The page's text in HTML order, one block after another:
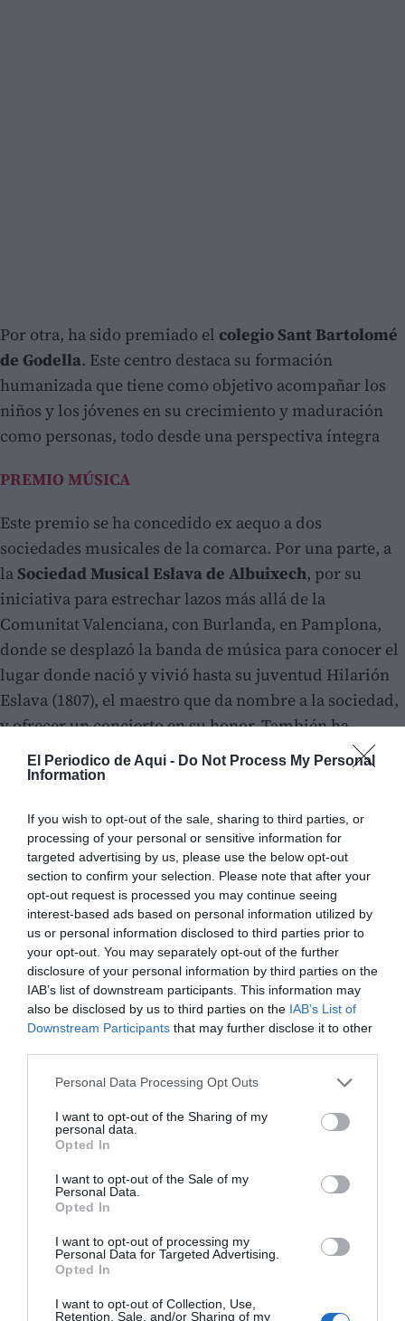
El Periodico de Aqui - Do Not Process My Personal
Information
If you wish to opt-out of the sale, sharing to third parties, or
processing of your personal or sensitive information for
targeted advertising by us, please use the below opt-out
section to confirm your selection. Please note that after your
opt-out request is processed you may continue seeing
interest-based ads based on personal information utilized by
us or personal information disclosed to third parties prior to
your opt-out. You may separately opt-out of the further
disclosure of your personal information by third parties on the
IAB’s list of downstream participants. This information may
also be disclosed by us to third parties on the IAB’s List of
Downstream Participants that may further disclose it to other
Personal Data Processing Opt Outs
I want to opt-out of the Sharing of my
personal data.
Opted In
I want to opt-out of the Sale of my
Personal Data.
Opted In
I want to opt-out of processing my
Personal Data for Targeted Advertising.
Opted In
I want to opt-out of Collection, Use,
Retention, Sale, and/or Sharing of my
Por otra, ha sido premiado el colegio Sant Bartolomé
de Godella. Este centro destaca su formación
humanizada que tiene como objetivo acompañar los
niños y los jóvenes en su crecimiento y maduración
como personas, todo desde una perspectiva íntegra
PREMIO MÚSICA
Este premio se ha concedido ex aequo a dos
sociedades musicales de la comarca. Por una parte, a
la Sociedad Musical Eslava de Albuixech, por su
iniciativa para estrechar lazos más allá de la
Comunitat Valenciana, con Burlanda, en Pamplona,
donde se desplazó la banda de música para conocer el
lugar donde nació y vivió hasta su juventud Hilarión
Eslava (1807), el maestro que da nombre a la sociedad,
y ofrecer un concierto en su honor. También ha
estrechado lazos internacionales con Corea del Sur,
donde han llevado una muestra de Albuixech.
Musical de esta localidad de l'Horta Nord.
Por otro, aLa Primitiva de Rafelbunyol, que se
proclamó ganadora en el 135 certamen internacional
de bandas de música Ciutat de València 2023, en la
sección primera.
PREMIO MEDIO AMBIENTE
Ayuntamiento de Bonrepòs i Mirambellrecibirá
este galardón por su proyecto de instalación de una
planta solar fotovoltaica en el pabellón del parque de
los paelleros en la modalidad de autoconsumo
compartido, cuya producción podrá ser aprovechada
PREMIO CULTURA
El premio en esta categoría se ha otorgado al
Ayuntamiento de Burjassot
acciones por dar a conocer la obra de su poeta más